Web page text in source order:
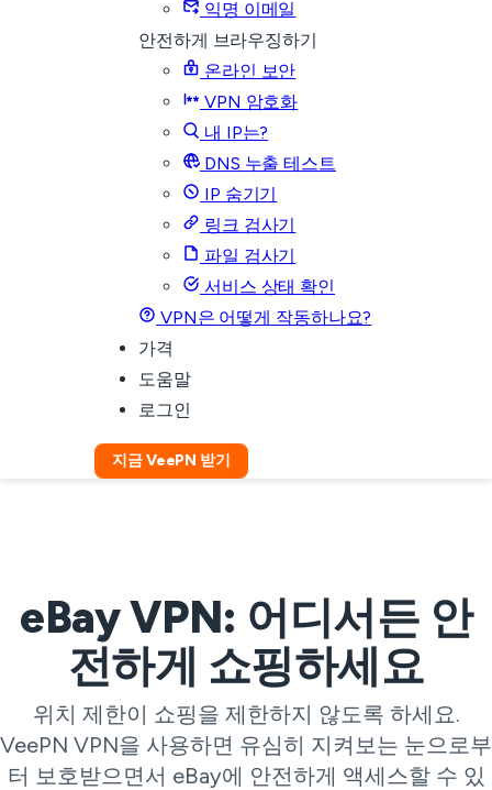
익명 이메일
안전하게 브라우징하기
온라인 보안
VPN 암호화
내 IP는?
DNS 누출 테스트
IP 숨기기
링크 검사기
파일 검사기
서비스 상태 확인
VPN은 어떻게 작동하나요?
가격
도움말
로그인
지금 VeePN 받기
eBay VPN: 어디서든 안
전하게 쇼핑하세요
위치 제한이 쇼핑을 제한하지 않도록 하세요.
VeePN VPN을 사용하면 유심히 지켜보는 눈으로부
터 보호받으면서 eBay에 안전하게 액세스할 수 있